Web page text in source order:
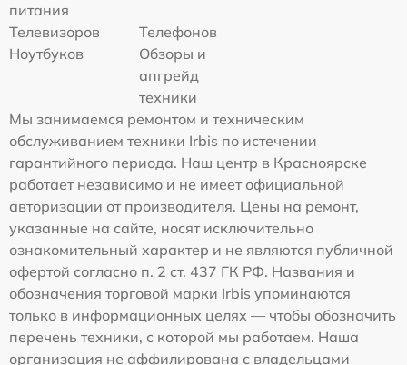
питания
Телевизоров
Телефонов
Ноутбуков
Обзоры и
апгрейд
техники
Мы занимаемся ремонтом и техническим
обслуживанием техники Irbis по истечении
гарантийного периода. Наш центр в Красноярске
работает независимо и не имеет официальной
авторизации от производителя. Цены на ремонт,
указанные на сайте, носят исключительно
ознакомительный характер и не являются публичной
офертой согласно п. 2 ст. 437 ГК РФ. Названия и
обозначения торговой марки Irbis упоминаются
только в информационных целях — чтобы обозначить
перечень техники, с которой мы работаем. Наша
организация не аффилирована с владельцами